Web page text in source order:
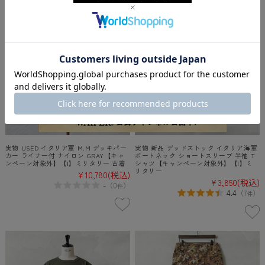
実物 USED イタリア軍 M.M デッキパー
カー ライナー付 ナイロン GRAY【キャ
ンペーン対象外】【I】ミリタリー 古着
¥10,780(税込)
-（0件）
実物 新品 デッドストック イタリア海軍
ボートネック ショートスリーブ 半袖 T
シャツ【キャンペーン対象外】【I】ミ
リタリー
¥3,850(税込)
4.4 （7件）